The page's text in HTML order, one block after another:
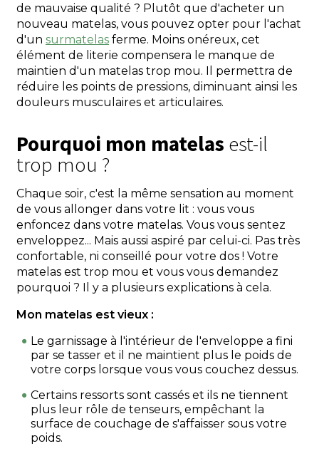
de mauvaise qualité ? Plutôt que d'acheter un
nouveau matelas, vous pouvez opter pour l'achat
d'un surmatelas ferme. Moins onéreux, cet
élément de literie compensera le manque de
maintien d'un matelas trop mou. Il permettra de
réduire les points de pressions, diminuant ainsi les
douleurs musculaires et articulaires.
Pourquoi mon matelas est-il
trop mou ?
Chaque soir, c'est la même sensation au moment
de vous allonger dans votre lit : vous vous
enfoncez dans votre matelas. Vous vous sentez
enveloppez... Mais aussi aspiré par celui-ci. Pas très
confortable, ni conseillé pour votre dos ! Votre
matelas est trop mou et vous vous demandez
pourquoi ? Il y a plusieurs explications à cela.
Mon matelas est vieux :
Le garnissage à l'intérieur de l'enveloppe a fini
par se tasser et il ne maintient plus le poids de
votre corps lorsque vous vous couchez dessus.
Certains ressorts sont cassés et ils ne tiennent
plus leur rôle de tenseurs, empêchant la
surface de couchage de s'affaisser sous votre
poids.